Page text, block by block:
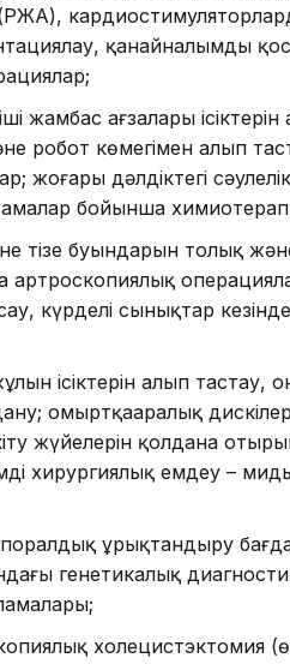
қанайналымды
ағзалары ісіктерін
робот көмегімен алып
жоғары дәлдіктегі
бойынша
тізе буындарын толық
артроскопиялық
күрделі сынықтар кезінде
ісіктерін алып тастау,
омыртқааралық
жүйелерін қолдана
хирургиялық емдеу – миды
ұрықтандыру
генетикалық
холецистэктомия